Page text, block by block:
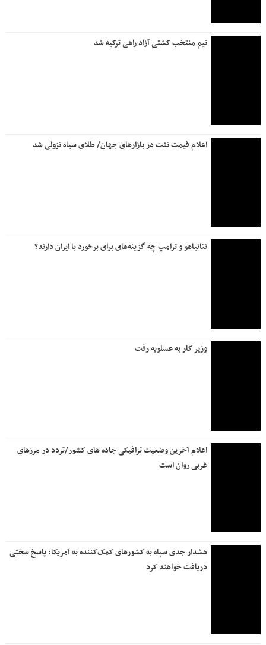
تیم منتخب کشتی آزاد راهی ترکیه شد
اعلام قیمت نفت در بازارهای جهان/ طلای سیاه نزولی شد
نتانیاهو و ترامپ چه گزینه‌های برای برخورد با ایران دارند؟
وزیر کار به عسلویه رفت
اعلام آخرین وضعیت ترافیکی جاده های کشور/تردد در مرزهای
غربی روان است
هشدار جدی سپاه به کشورهای کمک‌کننده به آمریکا: پاسخ سختی
دریافت خواهند کرد